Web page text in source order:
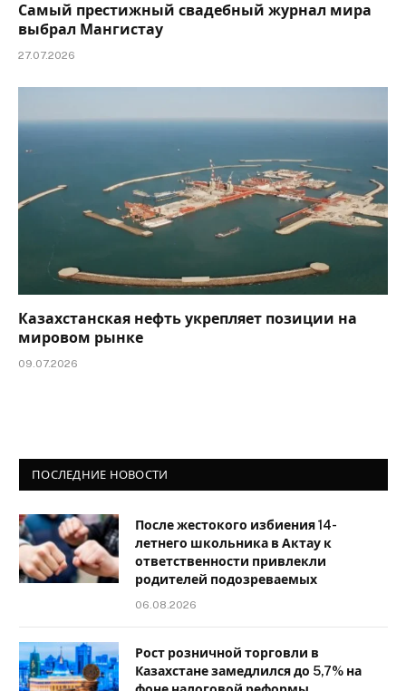
Самый престижный свадебный журнал мира
выбрал Мангистау
27.07.2026
Казахстанская нефть укрепляет позиции на
мировом рынке
09.07.2026
ПОСЛЕДНИЕ НОВОСТИ
После жестокого избиения 14-
летнего школьника в Актау к
ответственности привлекли
родителей подозреваемых
06.08.2026
Рост розничной торговли в
Казахстане замедлился до 5,7% на